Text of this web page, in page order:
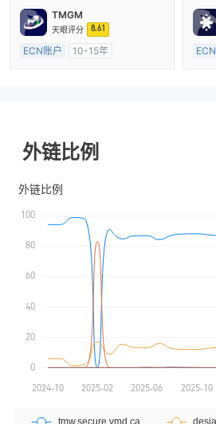
主标MT4
主标
TMGM
天眼评分 8.61
ECN账户
10-15年
外链比例